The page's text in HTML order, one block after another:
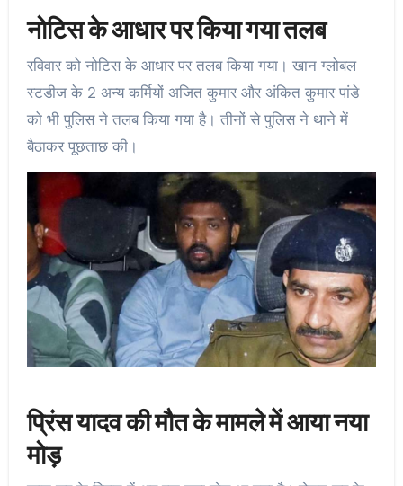
नोटिस के आधार पर किया गया तलब
रविवार को नोटिस के आधार पर तलब किया गया। खान ग्लोबल
स्टडीज के 2 अन्य कर्मियों अजित कुमार और अंकित कुमार पांडे
को भी पुलिस ने तलब किया गया है। तीनों से पुलिस ने थाने में
बैठाकर पूछताछ की।
प्रिंस यादव की मौत के मामले में आया नया
मोड़